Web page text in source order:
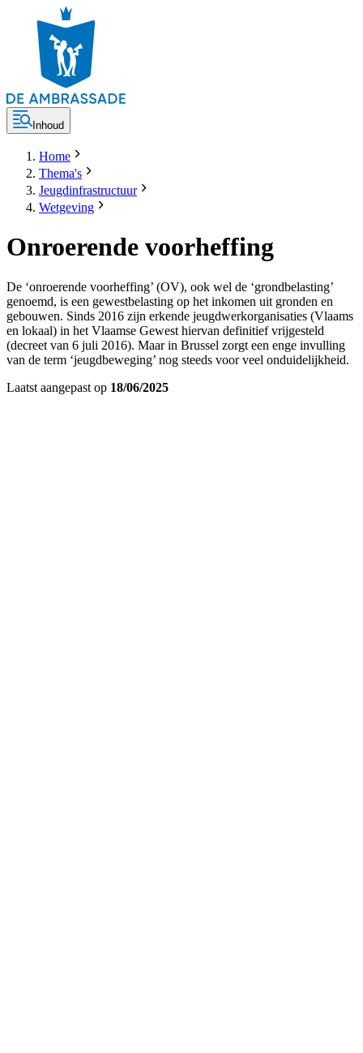
Inhoud
Home
Thema's
Jeugdinfrastructuur
Wetgeving
Onroerende voorheffing
De ‘onroerende voorheffing’ (OV), ook wel de ‘grondbelasting’
genoemd, is een gewestbelasting op het inkomen uit gronden en
gebouwen. Sinds 2016 zijn erkende jeugdwerkorganisaties (Vlaams
en lokaal) in het Vlaamse Gewest hiervan definitief vrijgesteld
(decreet van 6 juli 2016). Maar in Brussel zorgt een enge invulling
van de term ‘jeugdbeweging’ nog steeds voor veel onduidelijkheid.
Laatst aangepast op 18/06/2025